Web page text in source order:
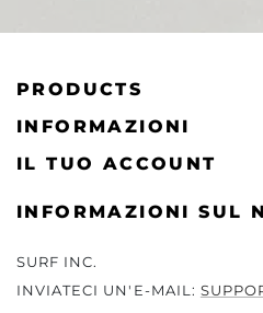
PRODUCTS
INFORMAZIONI
IL TUO ACCOUNT
INFORMAZIONI SUL
SURF INC.
INVIATECI UN'E-MAIL: